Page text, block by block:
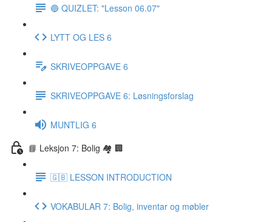
🔵 QUIZLET: "Lesson 06.07"
LYTT OG LES 6
SKRIVEOPPGAVE 6
SKRIVEOPPGAVE 6: Løsningsforslag
MUNTLIG 6
📘 Leksjon 7: Bolig 🏘 🏢
🇬🇧 LESSON INTRODUCTION
VOKABULAR 7: Bolig, inventar og møbler